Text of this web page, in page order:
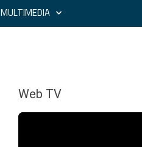
MULTIMEDIA
Web TV